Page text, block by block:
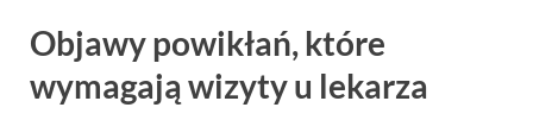
Objawy powikłań, które
wymagają wizyty u lekarza